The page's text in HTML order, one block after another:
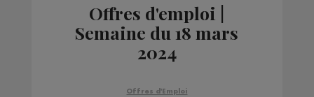
Offres d'emploi |
Semaine du 18 mars
2024
Offres d'Emploi